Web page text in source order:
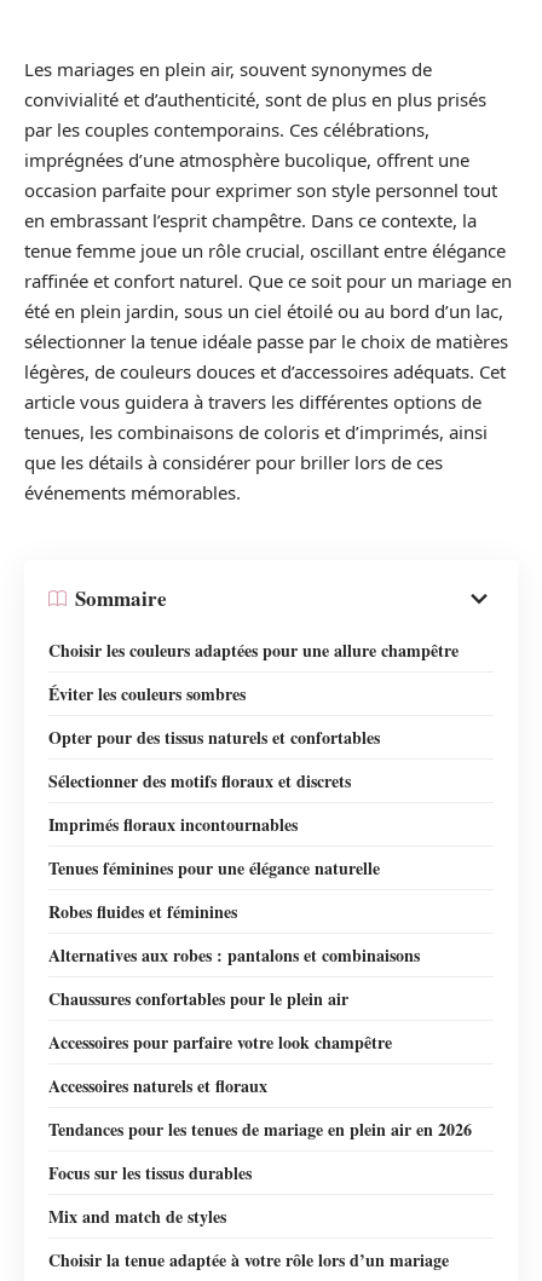
Les mariages en plein air, souvent synonymes de
convivialité et d’authenticité, sont de plus en plus prisés
par les couples contemporains. Ces célébrations,
imprégnées d’une atmosphère bucolique, offrent une
occasion parfaite pour exprimer son style personnel tout
en embrassant l’esprit champêtre. Dans ce contexte, la
tenue femme joue un rôle crucial, oscillant entre élégance
raffinée et confort naturel. Que ce soit pour un mariage en
été en plein jardin, sous un ciel étoilé ou au bord d’un lac,
sélectionner la tenue idéale passe par le choix de matières
légères, de couleurs douces et d’accessoires adéquats. Cet
article vous guidera à travers les différentes options de
tenues, les combinaisons de coloris et d’imprimés, ainsi
que les détails à considérer pour briller lors de ces
événements mémorables.
Sommaire
Choisir les couleurs adaptées pour une allure champêtre
Éviter les couleurs sombres
Opter pour des tissus naturels et confortables
Sélectionner des motifs floraux et discrets
Imprimés floraux incontournables
Tenues féminines pour une élégance naturelle
Robes fluides et féminines
Alternatives aux robes : pantalons et combinaisons
Chaussures confortables pour le plein air
Accessoires pour parfaire votre look champêtre
Accessoires naturels et floraux
Tendances pour les tenues de mariage en plein air en 2026
Focus sur les tissus durables
Mix and match de styles
Choisir la tenue adaptée à votre rôle lors d’un mariage